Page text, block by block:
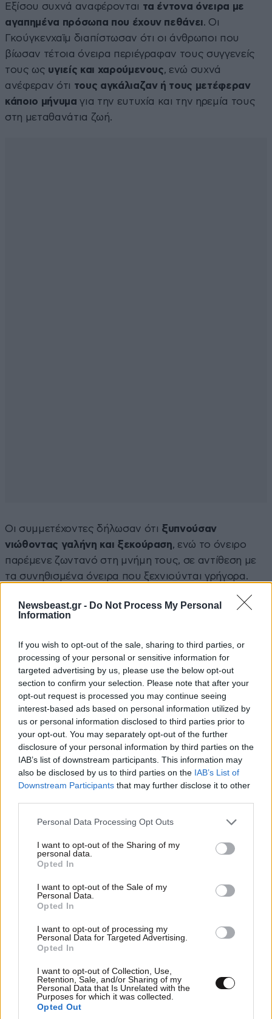
Newsbeast.gr - Do Not Process My Personal
Information
If you wish to opt-out of the sale, sharing to third parties, or
processing of your personal or sensitive information for
targeted advertising by us, please use the below opt-out
section to confirm your selection. Please note that after your
opt-out request is processed you may continue seeing
interest-based ads based on personal information utilized by
us or personal information disclosed to third parties prior to
your opt-out. You may separately opt-out of the further
disclosure of your personal information by third parties on the
IAB’s list of downstream participants. This information may
also be disclosed by us to third parties on the IAB’s List of
Downstream Participants that may further disclose it to other
Please note that this website/app uses one or more Google
not limited to your visit or usage behaviour. You may click to
grant or deny consent to Google and its third-party tags to
use your data for below specified purposes in below Google
consent section.
Personal Data Processing Opt Outs
I want to opt-out of the Sharing of my
personal data.
Opted In
I want to opt-out of the Sale of my
Personal Data.
Opted In
I want to opt-out of processing my
Personal Data for Targeted Advertising.
Opted In
I want to opt-out of Collection, Use,
Retention, Sale, and/or Sharing of my
Personal Data that Is Unrelated with the
Purposes for which it was collected.
Opted Out
Εξίσου συχνά αναφέρονται τα έντονα όνειρα με
αγαπημένα πρόσωπα που έχουν πεθάνει. Οι
Γκούγκενχαϊμ διαπίστωσαν ότι οι άνθρωποι που
βίωσαν τέτοια όνειρα περιέγραφαν τους συγγενείς
τους ως υγιείς και χαρούμενους, ενώ συχνά
ανέφεραν ότι τους αγκάλιαζαν ή τους μετέφεραν
κάποιο μήνυμα για την ευτυχία και την ηρεμία τους
στη μεταθανάτια ζωή.
Οι συμμετέχοντες δήλωσαν ότι ξυπνούσαν
νιώθοντας γαλήνη και ξεκούραση, ενώ το όνειρο
παρέμενε ζωντανό στη μνήμη τους, σε αντίθεση με
τα συνηθισμένα όνειρα που ξεχνιούνται γρήγορα.
Αυτά τα όνειρα είναι πολύ πιο ζωντανά, έντονα,
πολύχρωμα και αληθινά από τα συνηθισμένα όνειρα.
“όνειρα επίσκεψης
“», εξήγησαν οι ερευνητές.
Ένα ακόμα συχνό φαινόμενο αφορά τηνπαράξενη
συμπεριφορά ηλεκτρονικών συσκευώνμετά τον
θάνατο κάποιου ανθρώπου.Φώτα, τηλεοράσεις,
ραδιόφωνα ή τηλέφωνα φέρεται να παρουσιάζουν
ανεξήγητες δυσλειτουργίες
, τη στιγμή που κάποιος
σκέφτεται το συγκεκριμένο αγαπημένο πρόσωπο.
Μεταξύ των πιο συνηθισμένων παραδειγμάτων είναι
οι λάμπες που τρεμοπαίζουν, ένα ραδιόφωνο που
ξαφνικά παίζει ένα τραγούδι με ιδιαίτερη σημασία ή
που φαίνεται υπερβολικά ταιριαστή για να θεωρηθεί
.
Οι Γκούγκενχαϊμ κατέληξαν επίσης στο συμπέρασμα
ότι τα πνεύματα αγαπημένων προσώπων
επηρεάζουν φυσικά τον κόσμο των ζωντανών,
προκαλώνταςαντιδράσεις στα ζώα, τα οποία
περιγράφεται ως συχνότητα του πνευματικού
κόσμου.